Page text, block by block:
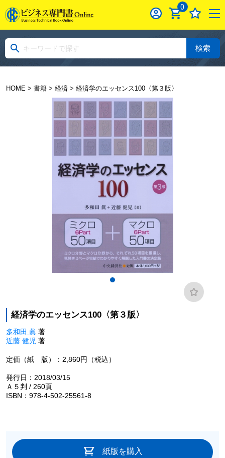
0
検索
HOME> 書籍> 経済 > 経済学のエッセンス100〈第３版〉
経済学のエッセンス100〈第３版〉
多和田 眞 著
近藤 健児著
定価（紙 版）：2,860円（税込）
発行日：2018/03/15
Ａ５判 / 260頁
ISBN：978-4-502-25561-8
紙版を購入